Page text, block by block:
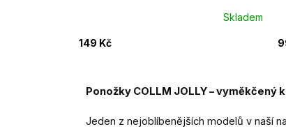
Skladem
149 Kč
Ponožky COLLM JOLLY –
Jeden z nejoblíbenějších modelů v naší